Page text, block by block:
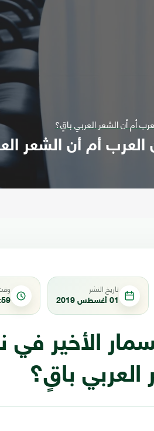
أم أن الشعر العربي باقٍ؟
أم أن الشعر
تاريخ النشر
01 أغسطس 2019
الأخير
العربي باقٍ؟